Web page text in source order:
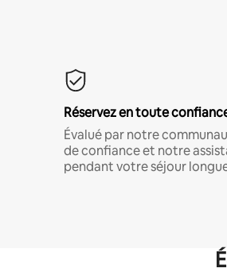
Réservez en toute
Évalué par notre
de confiance et notre
pendant votre séjour